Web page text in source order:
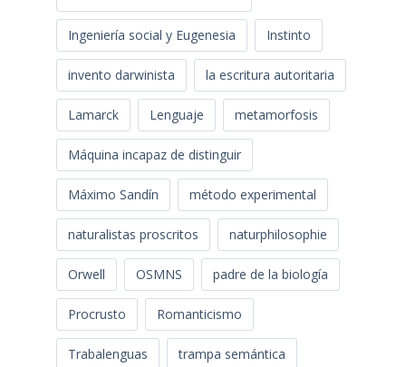
Ingeniería social y Eugenesia Instinto
invento darwinista la escritura autoritaria
Lamarck Lenguaje metamorfosis
Máquina incapaz de distinguir
Máximo Sandín método experimental
naturalistas proscritos naturphilosophie
Orwell OSMNS padre de la biología
Procrusto Romanticismo
Trabalenguas trampa semántica